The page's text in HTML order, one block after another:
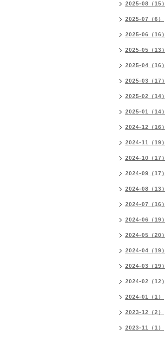
2025-08（15）
2025-07（6）
2025-06（16）
2025-05（13）
2025-04（16）
2025-03（17）
2025-02（14）
2025-01（14）
2024-12（16）
2024-11（19）
2024-10（17）
2024-09（17）
2024-08（13）
2024-07（16）
2024-06（19）
2024-05（20）
2024-04（19）
2024-03（19）
2024-02（12）
2024-01（1）
2023-12（2）
2023-11（1）